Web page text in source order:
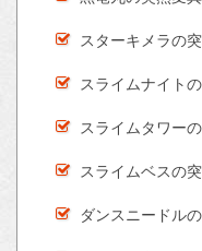
スターキメラの
スライムナイト
スライムタワー
スライムベスの
ダンスニードル